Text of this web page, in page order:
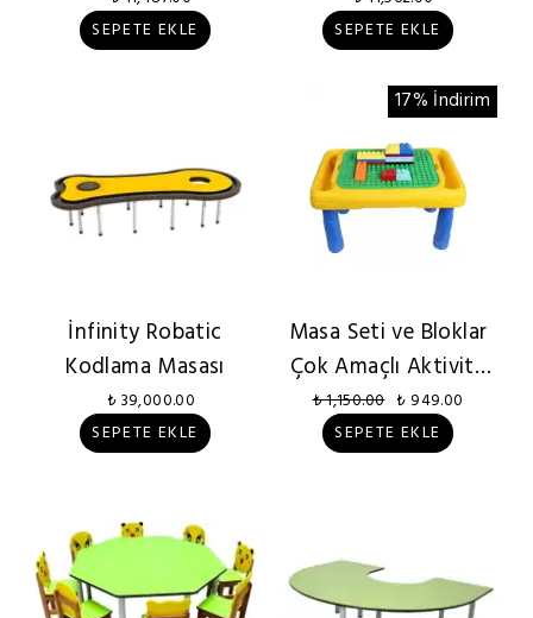
SEPETE EKLE SEPETE EKLE
İnfinity Robatic
Kodlama Masası
₺ 39,000.00
SEPETE EKLE
17% İndirim
Masa Seti ve Bloklar
Çok Amaçlı Aktivite
Masası
₺ 1,150.00 ₺ 949.00
SEPETE EKLE